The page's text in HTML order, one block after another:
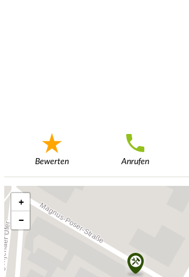
Bewerten Anrufen
+
−